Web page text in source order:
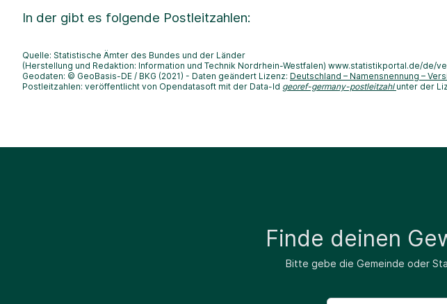
In der gibt es folgende Postleitzahlen:
Quelle: Statistische Ämter des Bundes und der Länder
(Herstellung und Redaktion: Information und Technik Nordrhein-Westfalen) www.statistikportal.de/de/
Geodaten: © GeoBasis-DE / BKG (2021) - Daten geändert Lizenz: Deutschland – Namensnennung –
Postleitzahlen: veröffentlicht von Opendatasoft mit der Data-Id georef-germany-postleitzahl unter der
Finde deinen
Bitte gebe die Gemeinde oder